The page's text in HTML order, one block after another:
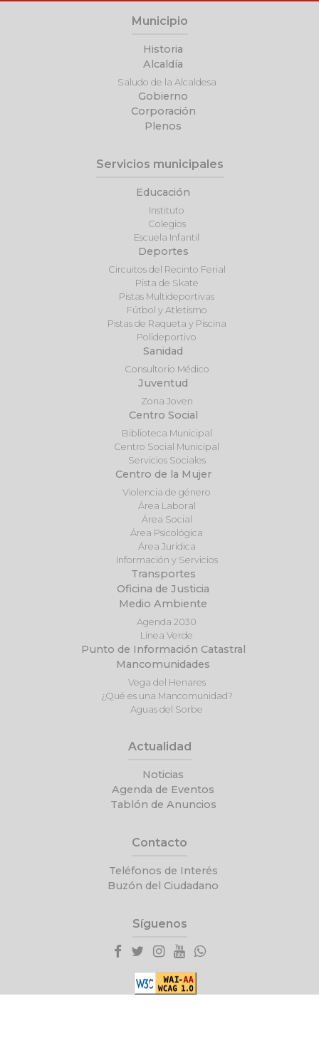
Municipio
Historia
Alcaldía
Saludo de la Alcaldesa
Gobierno
Corporación
Plenos
Servicios municipales
Educación
Instituto
Colegios
Escuela Infantil
Deportes
Circuitos del Recinto Ferial
Pista de Skate
Pistas Multideportivas
Fútbol y Atletismo
Pistas de Raqueta y Piscina
Polideportivo
Sanidad
Consultorio Médico
Juventud
Zona Joven
Centro Social
Biblioteca Municipal
Centro Social Municipal
Servicios Sociales
Centro de la Mujer
Violencia de género
Área Laboral
Área Social
Área Psicológica
Área Jurídica
Información y Servicios
Transportes
Oficina de Justicia
Medio Ambiente
Agenda 2030
Línea Verde
Punto de Información Catastral
Mancomunidades
Vega del Henares
¿Qué es una Mancomunidad?
Aguas del Sorbe
Actualidad
Noticias
Agenda de Eventos
Tablón de Anuncios
Contacto
Teléfonos de Interés
Buzón del Ciudadano
Síguenos